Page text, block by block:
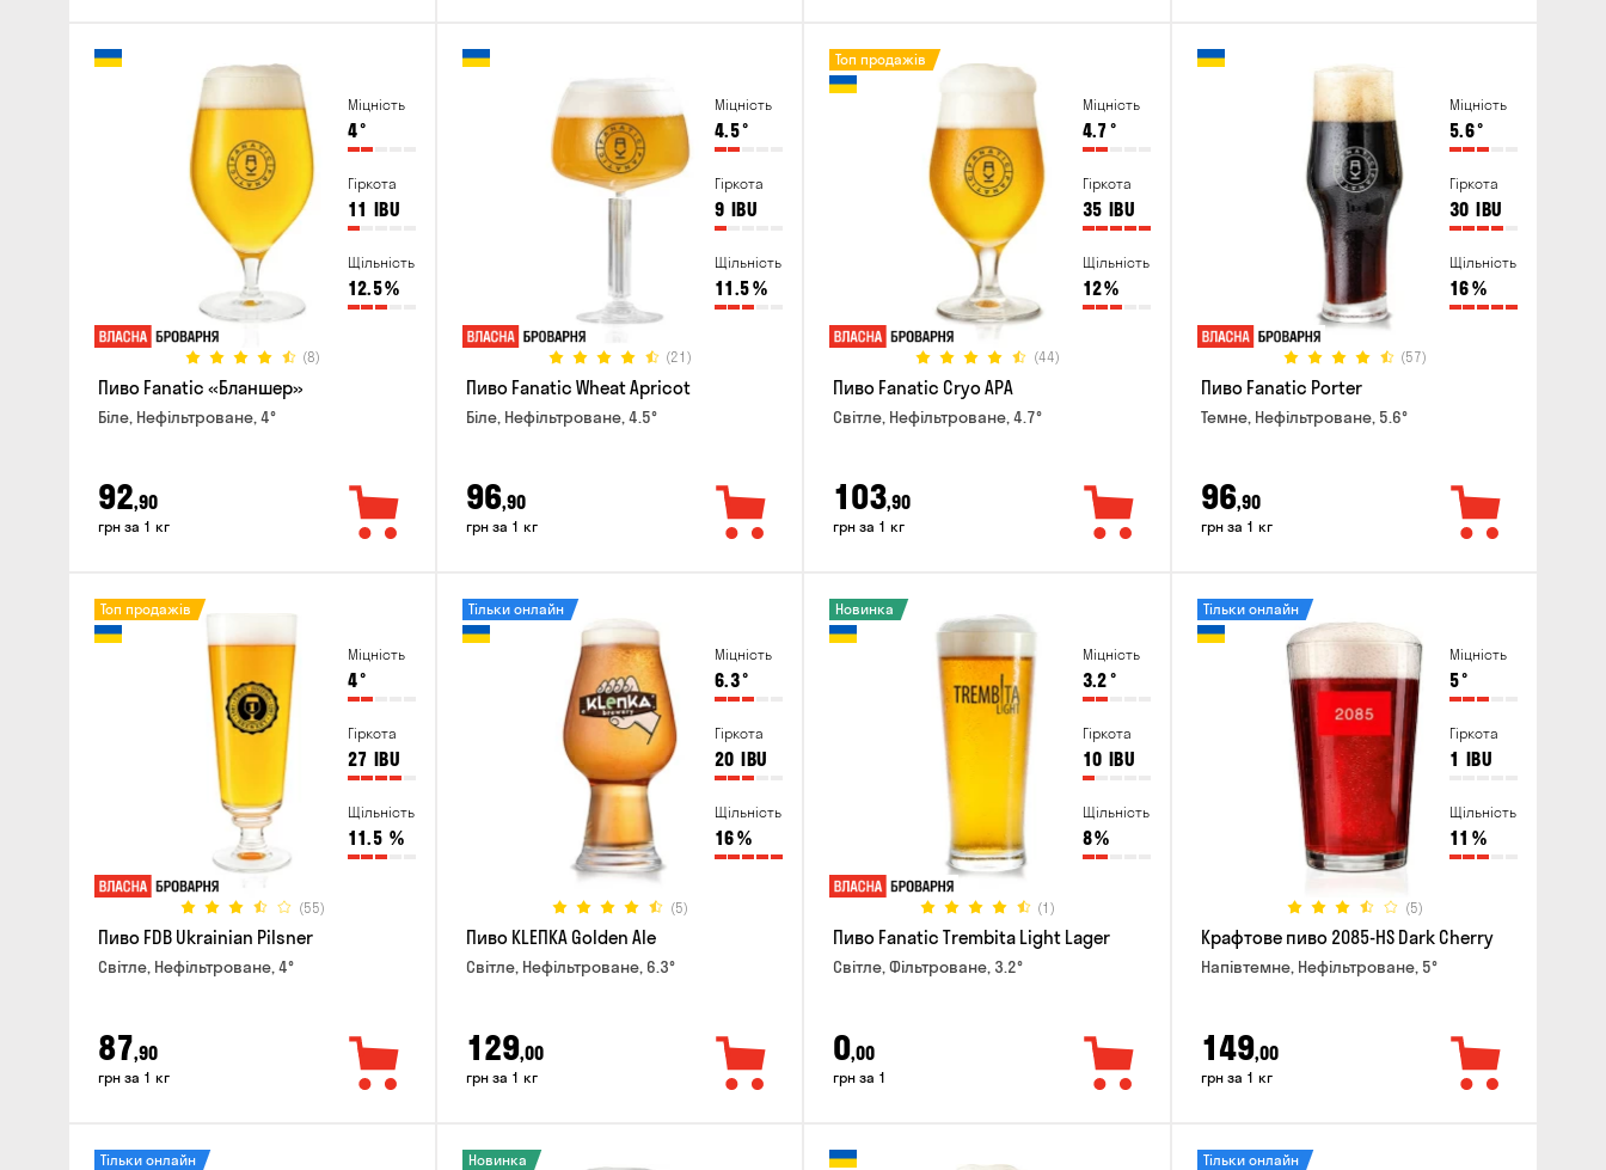
Міцність
4°
Гіркота
11 IBU
Щільність
12.5%
(8)
Пиво Fanatic «Бланшер»
Біле, Нефільтроване, 4°
92,90
грн за 1 кг
Міцність
4.5°
Гіркота
9 IBU
Щільність
11.5%
(21)
Пиво Fanatic Wheat Apricot
Біле, Нефільтроване, 4.5°
96,90
грн за 1 кг
Міцність
4.7°
Гіркота
35 IBU
Щільність
12%
(44)
Топ продажів
Пиво Fanatic Cryo APA
Світле, Нефільтроване, 4.7°
103,90
грн за 1 кг
Міцність
5.6°
Гіркота
30 IBU
Щільність
16%
(57)
Пиво Fanatic Porter
Темне, Нефільтроване, 5.6°
96,90
грн за 1 кг
Міцність
4°
Гіркота
27 IBU
Щільність
11.5 %
(55)
Топ продажів
Пиво FDB Ukrainian Pilsner
Світле, Нефільтроване, 4°
87,90
грн за 1 кг
Міцність
6.3°
Гіркота
20 IBU
Щільність
16%
(5)
Тільки онлайн
Пиво KLEПКА Golden Ale
Світле, Нефільтроване, 6.3°
129,00
грн за 1 кг
Міцність
3.2°
Гіркота
10 IBU
Щільність
8%
(1)
Новинка
Пиво Fanatic Trembita Light Lager
Світле, Фільтроване, 3.2°
0,00
грн за 1
Міцність
5°
Гіркота
1 IBU
Щільність
11 %
(5)
Тільки онлайн
Крафтове пиво 2085-HS Dark Cherry
Напівтемне, Нефільтроване, 5°
149,00
грн за 1 кг
Тільки онлайн
Новинка Тільки онлайн